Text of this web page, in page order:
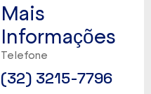
Mais
Informações
Telefone
(32) 3215-7796